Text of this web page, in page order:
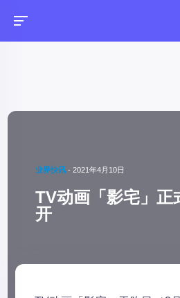
业界快讯 -2021年4月10日
TV动画「影宅」正
开